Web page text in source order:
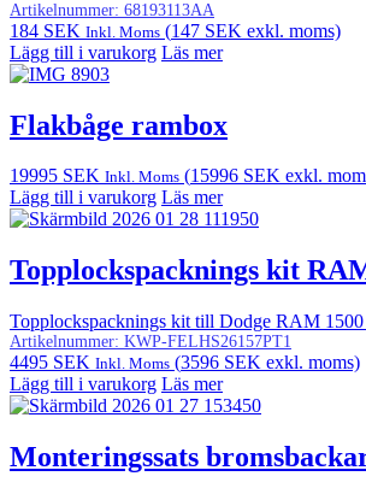
Artikelnummer: 68193113AA
184 SEK Inkl. Moms (147 SEK exkl. moms)
Lägg till i varukorg Läs mer
Flakbåge rambox
19995 SEK Inkl. Moms (15996 SEK exkl.
Lägg till i varukorg Läs mer
Topplockspacknings kit
Topplockspacknings kit till Dodge RAM 1500
Artikelnummer: KWP-FELHS26157PT1
4495 SEK Inkl. Moms (3596 SEK exkl. moms)
Lägg till i varukorg Läs mer
Monteringssats